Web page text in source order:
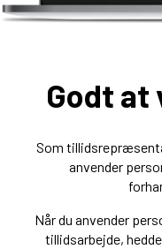
Godt at
Som
anvender
Når du anvender
tillidsarbejde,